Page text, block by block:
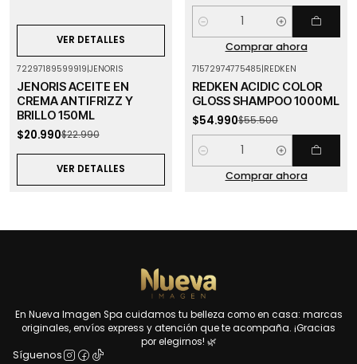
VER DETALLES
Cantidad
Comprar ahora
Agotado
72297189599919|JENORIS
JENORIS ACEITE EN
CREMA ANTIFRIZZ Y
BRILLO 150ML
$20.990$22.990
VER DETALLES
71572974775485|REDKEN
REDKEN ACIDIC COLOR
GLOSS SHAMPOO 1000ML
$54.990$55.500
Cantidad
Comprar ahora
En Nueva Imagen Spa cuidamos tu belleza como en casa: marcas
originales, envíos express y atención que te acompaña. ¡Gracias
por elegirnos! 🌿
Síguenos